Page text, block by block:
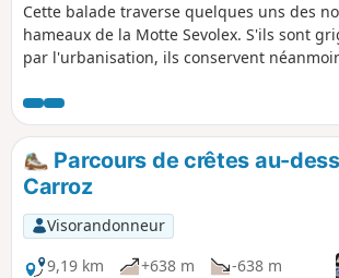
Cette balade traverse quelques uns des
hameaux de la Motte Sevolex. S'ils sont
par l'urbanisation, ils conservent
Bauge et le Lac du Bourget.
Parcours de crêtes au-
Carroz
Visorandonneur
9,19 km
+638 m
-638 m